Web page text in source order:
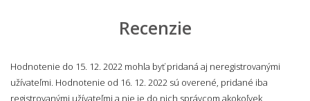
Recenzie
Hodnotenie do 15. 12. 2022 mohla byť pridaná aj neregistrovanými
užívateľmi. Hodnotenie od 16. 12. 2022 sú overené, pridané iba
registrovanými užívateľmi a nie je do nich správcom akokoľvek